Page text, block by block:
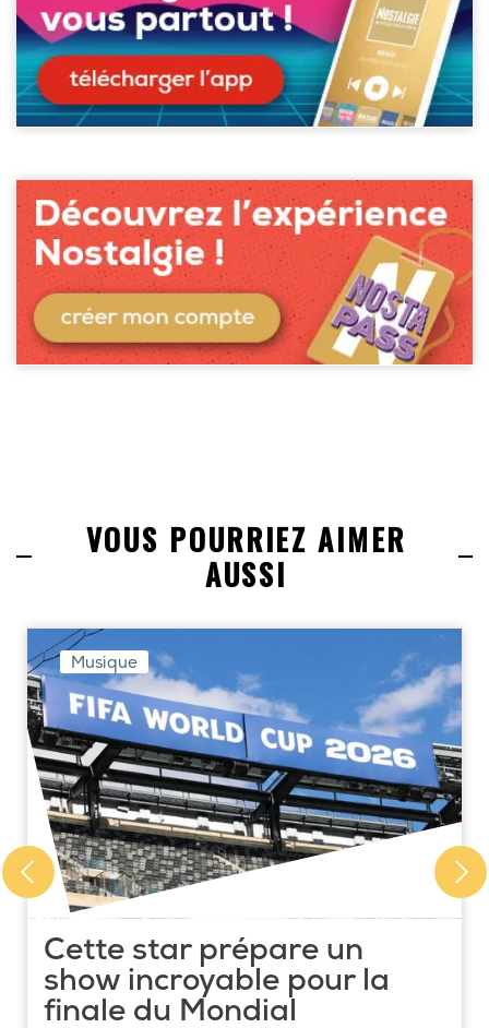
VOUS POURRIEZ AIMER
AUSSI
Musique
Cette star prépare un
show incroyable pour la
finale du Mondial